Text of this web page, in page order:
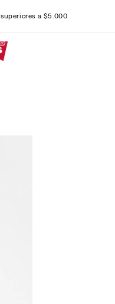
a $5.000